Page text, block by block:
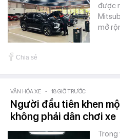
được
mở
Chia sẻ
VĂN HÓA XE - 18 GIỜ TRƯỚC
Người đầu tiên khen
không phải dân chơi xe
Trong